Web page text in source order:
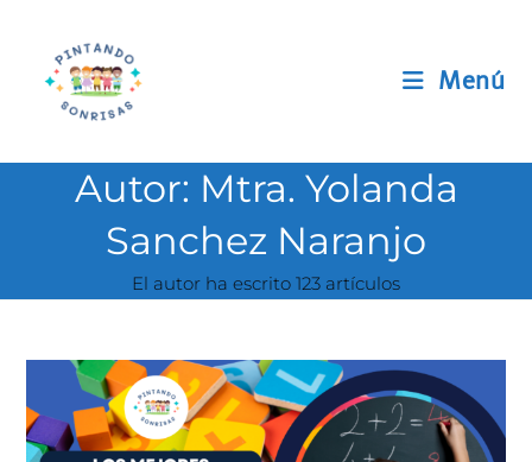
contenido
Menú
Autor: Mtra. Yolanda
Sanchez Naranjo
El autor ha escrito 123 artículos